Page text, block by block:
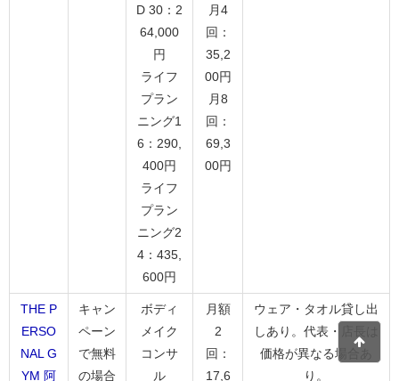
D 30：2
64,000
円
ライフ
プラン
ニング1
6：290,
400円
ライフ
プラン
ニング2
4：435,
600円
月4
回：
35,2
00円
月8
回：
69,3
00円
THE P
ERSO
NAL G
YM 阿
キャン
ペーン
で無料
の場合
ボディ
メイク
コンサ
ル
月額
2
回：
17,6
ウェア・タオル貸し出
しあり。代表・店長は
価格が異なる場合あ
り。